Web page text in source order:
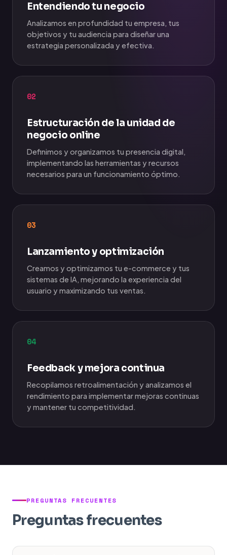
Entendiendo tu negocio
Analizamos en profundidad tu empresa, tus
objetivos y tu audiencia para diseñar una
estrategia personalizada y efectiva.
02
Estructuración de la unidad de
negocio online
Definimos y organizamos tu presencia digital,
implementando las herramientas y recursos
necesarios para un funcionamiento óptimo.
03
Lanzamiento y optimización
Creamos y optimizamos tu e-commerce y tus
sistemas de IA, mejorando la experiencia del
usuario y maximizando tus ventas.
04
Feedback y mejora continua
Recopilamos retroalimentación y analizamos el
rendimiento para implementar mejoras continuas
y mantener tu competitividad.
PREGUNTAS FRECUENTES
Preguntas frecuentes